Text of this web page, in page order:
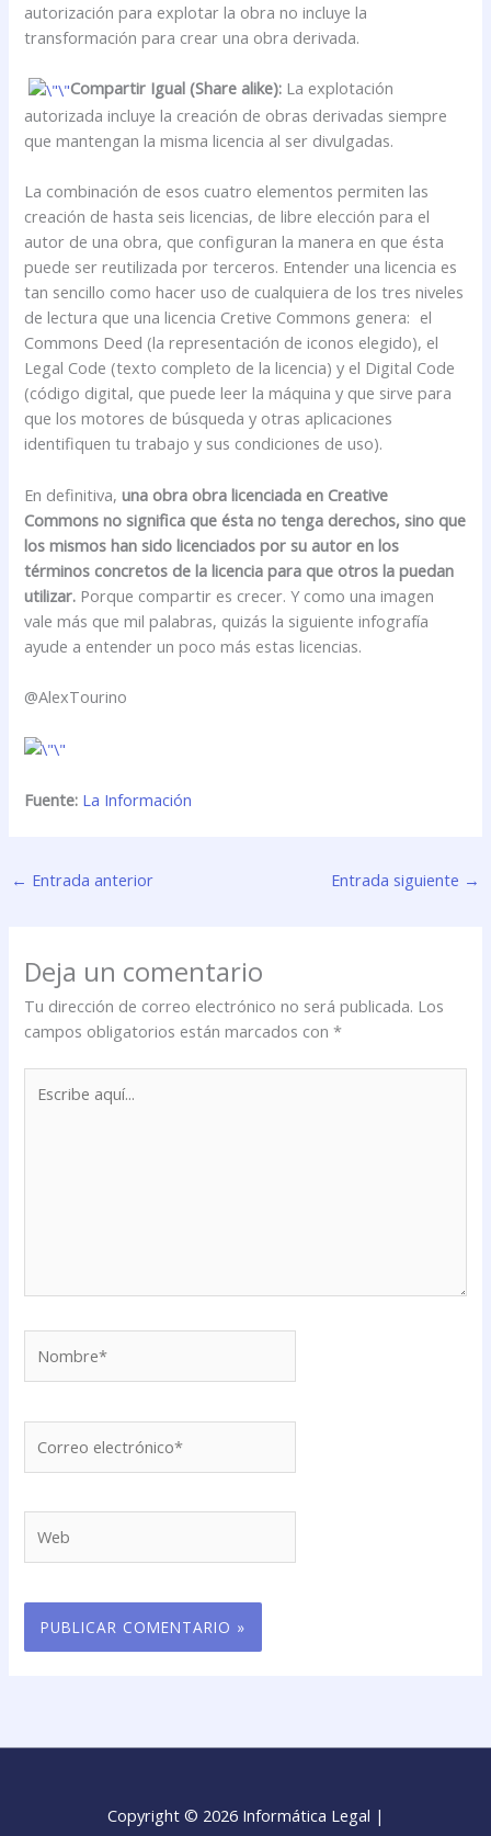
autorización para explotar la obra no incluye la
transformación para crear una obra derivada.
Compartir Igual (Share alike): La explotación
autorizada incluye la creación de obras derivadas siempre
que mantengan la misma licencia al ser divulgadas.
La combinación de esos cuatro elementos permiten las
creación de hasta seis licencias, de libre elección para el
autor de una obra, que configuran la manera en que ésta
puede ser reutilizada por terceros. Entender una licencia es
tan sencillo como hacer uso de cualquiera de los tres niveles
de lectura que una licencia Cretive Commons genera: el
Commons Deed (la representación de iconos elegido), el
Legal Code (texto completo de la licencia) y el Digital Code
(código digital, que puede leer la máquina y que sirve para
que los motores de búsqueda y otras aplicaciones
identifiquen tu trabajo y sus condiciones de uso).
En definitiva,una obra obra licenciada en Creative
Commons no significa que ésta no tenga derechos, sino que
los mismos han sido licenciados por su autor en los
términos concretos de la licencia para que otros la puedan
utilizar. Porque compartir es crecer. Y como una imagen
vale más que mil palabras, quizás la siguiente infografía
ayude a entender un poco más estas licencias.
@AlexTourino
Fuente: La Información
← Entrada anterior Entrada siguiente →
Deja un comentario
Tu dirección de correo electrónico no será publicada. Los
campos obligatorios están marcados con*
aquí...
electrónico*
Copyright © 2026 Informática Legal |